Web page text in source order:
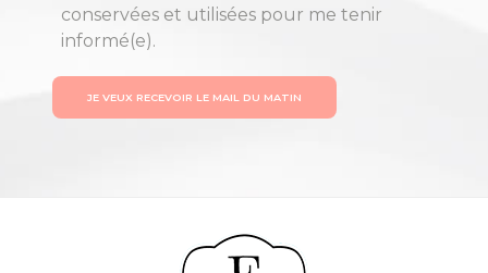
conservées et utilisées pour me tenir
informé(e).
JE VEUX RECEVOIR LE MAIL DU MATIN